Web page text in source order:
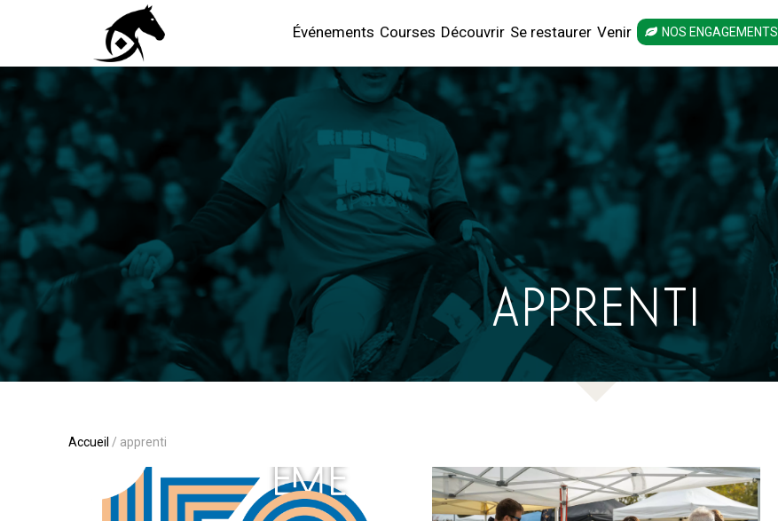
Événements Courses Découvrir Se restaurer Venir NOS ENGAGEMENTS
APPRENTI
Accueil / apprenti